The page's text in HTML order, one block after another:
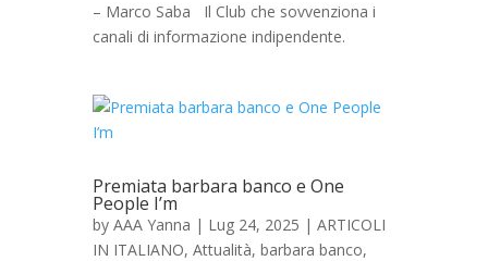
– Marco Saba Il Club che sovvenziona i
canali di informazione indipendente.
Premiata barbara banco e One
People I’m
by AAA Yanna | Lug 24, 2025 | ARTICOLI
IN ITALIANO, Attualità, barbara banco,